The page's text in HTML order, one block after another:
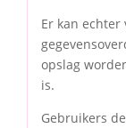
Er kan echter
opslag
is.
Gebruikers